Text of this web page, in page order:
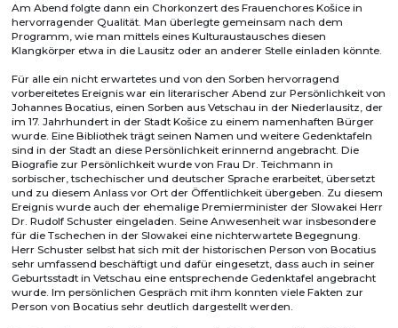
Am Abend folgte dann ein Chorkonzert des Frauenchores Košice in
hervorragender Qualität. Man überlegte gemeinsam nach dem
Programm, wie man mittels eines Kulturaustausches diesen
Klangkörper etwa in die Lausitz oder an anderer Stelle einladen könnte.
Für alle ein nicht erwartetes und von den Sorben hervorragend
vorbereitetes Ereignis war ein literarischer Abend zur Persönlichkeit von
Johannes Bocatius, einen Sorben aus Vetschau in der Niederlausitz, der
im 17. Jahrhundert in der Stadt Košice zu einem namenhaften Bürger
wurde. Eine Bibliothek trägt seinen Namen und weitere Gedenktafeln
sind in der Stadt an diese Persönlichkeit erinnernd angebracht. Die
Biografie zur Persönlichkeit wurde von Frau Dr. Teichmann in
sorbischer, tschechischer und deutscher Sprache erarbeitet, übersetzt
und zu diesem Anlass vor Ort der Öffentlichkeit übergeben. Zu diesem
Ereignis wurde auch der ehemalige Premierminister der Slowakei Herr
Dr. Rudolf Schuster eingeladen. Seine Anwesenheit war insbesondere
für die Tschechen in der Slowakei eine nichterwartete Begegnung.
Herr Schuster selbst hat sich mit der historischen Person von Bocatius
sehr umfassend beschäftigt und dafür eingesetzt, dass auch in seiner
Geburtsstadt in Vetschau eine entsprechende Gedenktafel angebracht
wurde. Im persönlichen Gespräch mit ihm konnten viele Fakten zur
Person von Bocatius sehr deutlich dargestellt werden.